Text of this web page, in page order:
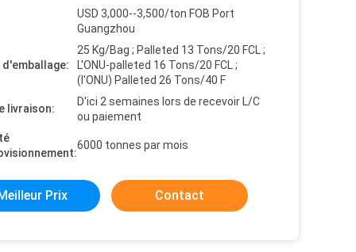
USD 3,000--3,500/ton FOB Port
Guangzhou
25 Kg/Bag ; Palleted 13 Tons/20 FCL ;
L'ONU-palleted 16 Tons/20 FCL ;
(l'ONU) Palleted 26 Tons/40 F
livraison:
D'ici 2 semaines lors de recevoir L/C
ou paiement
6000 tonnes par mois
Prix Contact